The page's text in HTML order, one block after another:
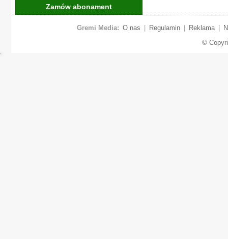
Zamów abonament
Gremi Media: O nas Regulamin Reklama
©